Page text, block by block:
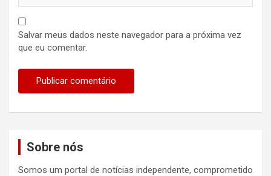
Salvar meus dados neste navegador para a próxima vez
que eu comentar.
Sobre nós
Somos um portal de notícias independente, comprometido